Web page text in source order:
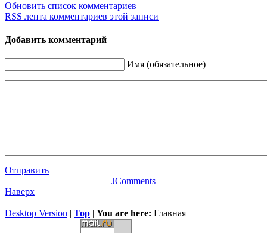
Обновить список комментариев
RSS лента комментариев этой записи
Добавить комментарий
Имя (обязательное)
Отправить
JComments
Наверх
Desktop Version | Top | You are here: Главная